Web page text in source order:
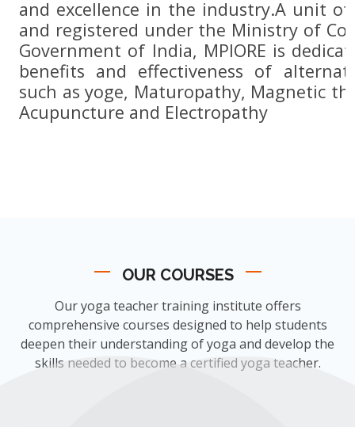
and excellence in the industry.A unit
and registered under the Ministry of
Government of India, MPIORE is
benefits and effectiveness of
such as yoge, Maturopathy, Magnetic
Acupuncture and Electropathy
OUR COURSES
Our yoga teacher training institute offers
comprehensive courses designed to help students
deepen their understanding of yoga and develop the
skills needed to become a certified yoga teacher.